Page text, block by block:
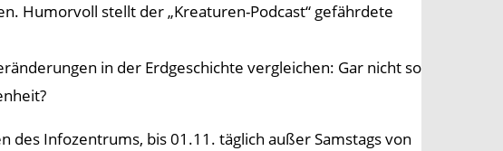
Humorvoll stellt der „Kreaturen-Podcast“ gefährdete
in der Erdgeschichte vergleichen: Gar nicht so
des Infozentrums, bis 01.11. täglich außer Samstags von